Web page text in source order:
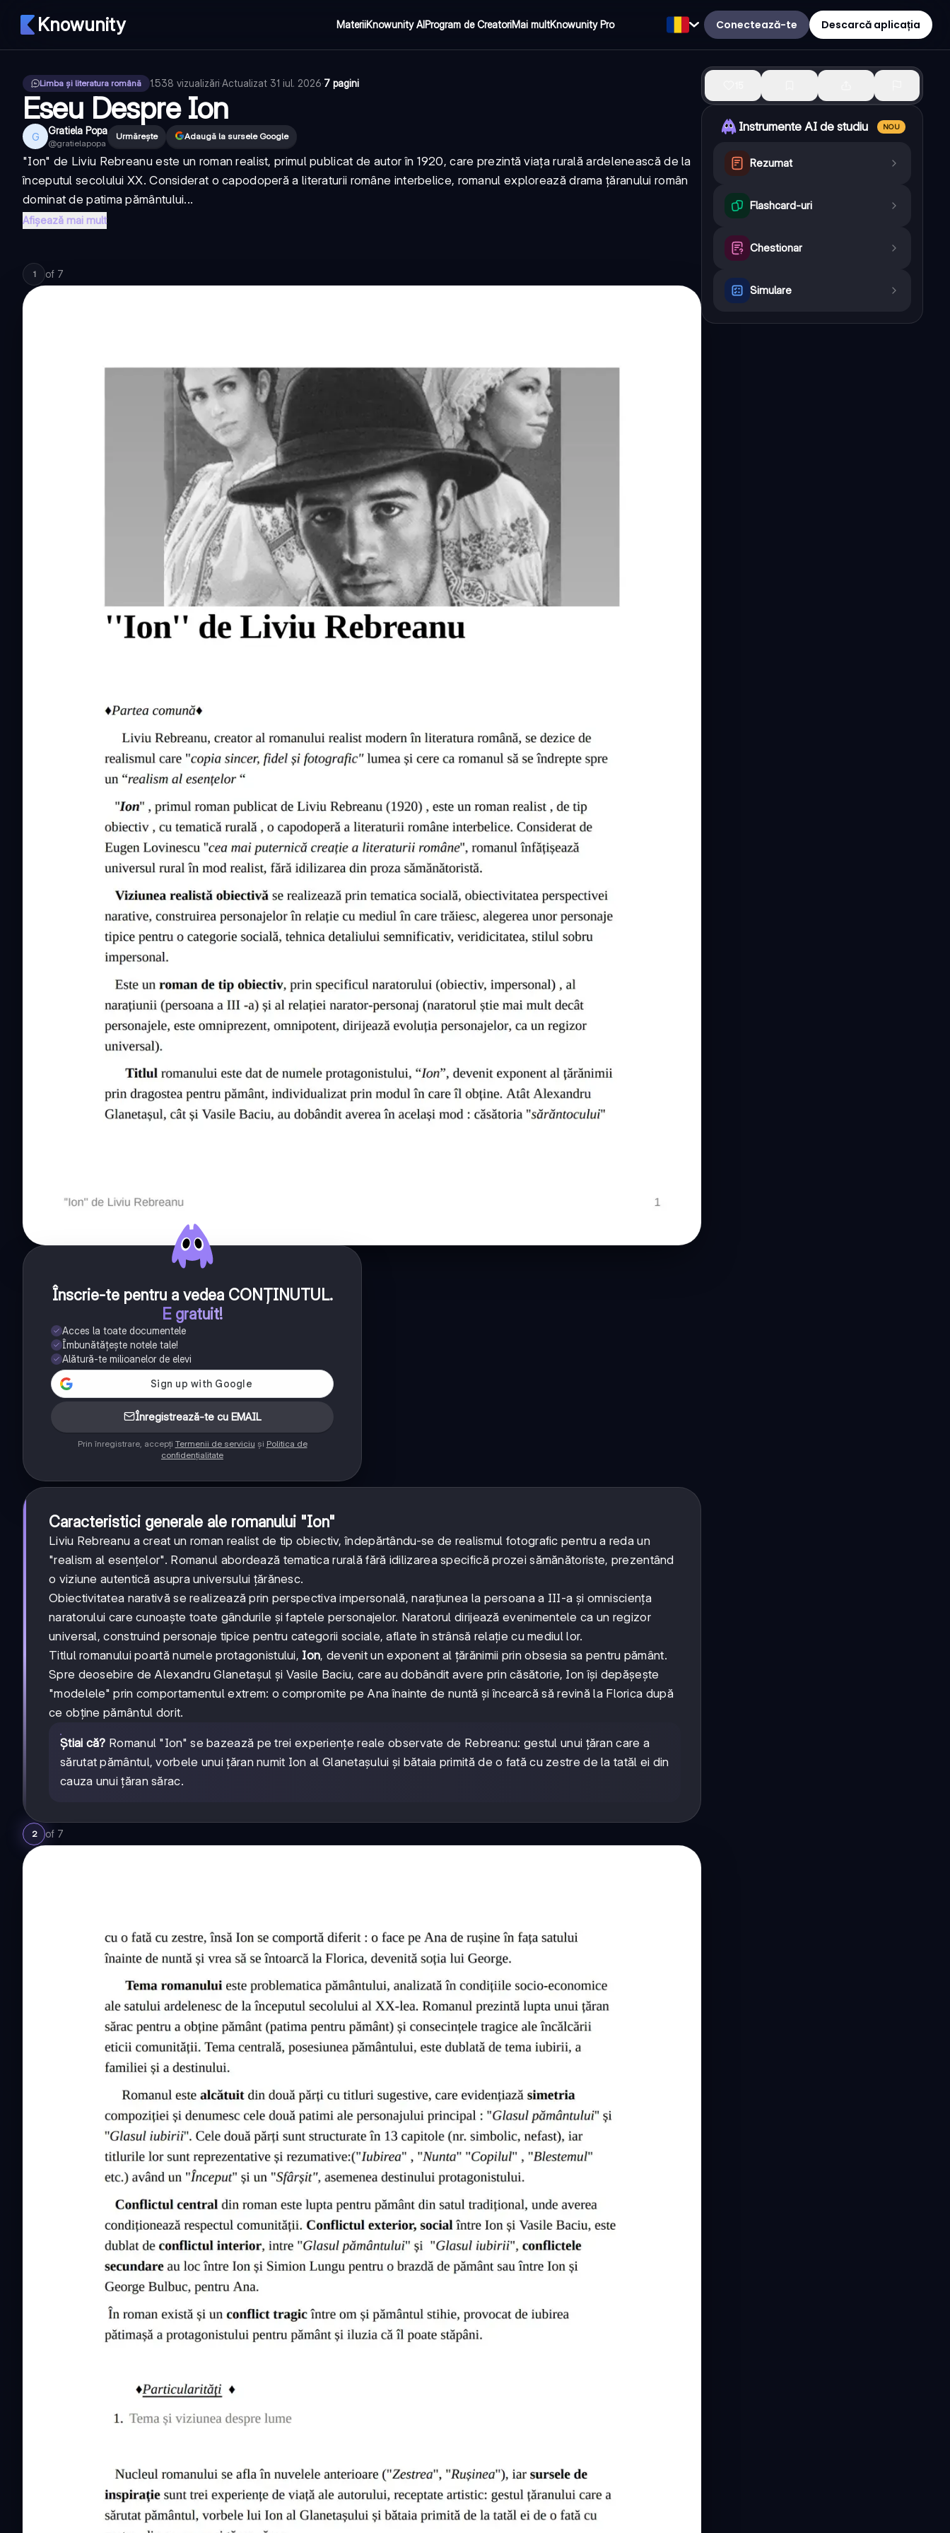
Knowunity MateriiKnowunity AIProgram de CreatoriMai multKnowunity Pro Conectează-te Descarcă aplicația
Limba și literatura română 1.538 vizualizări·Actualizat 31 iul. 2026·7 pagini
Eseu Despre Ion
G Gratiela Popa
@gratielapopa
Urmărește Adaugă la sursele Google
"Ion" de Liviu Rebreanu este un roman realist, primul publicat de autor în 1920, care prezintă viața rurală ardelenească de la
începutul secolului XX. Considerat o capodoperă a literaturii române interbelice, romanul explorează drama țăranului român
dominat de patima pământului...
Afișează mai mult
1 of 7
Înscrie-te pentru a vedea CONȚINUTUL.
E gratuit!
Acces la toate documentele
Îmbunătățește notele tale!
Alătură-te milioanelor de elevi
Înregistrează-te cu EMAIL
Prin înregistrare, accepți Termenii de serviciu și Politica de
confidențialitate
Caracteristici generale ale romanului "Ion"
Liviu Rebreanu a creat un roman realist de tip obiectiv, îndepărtându-se de realismul fotografic pentru a reda un
"realism al esențelor". Romanul abordează tematica rurală fără idilizarea specifică prozei sămănătoriste, prezentând
o viziune autentică asupra universului țărănesc.
Obiectivitatea narativă se realizează prin perspectiva impersonală, narațiunea la persoana a III-a și omnisciența
naratorului care cunoaște toate gândurile și faptele personajelor. Naratorul dirijează evenimentele ca un regizor
universal, construind personaje tipice pentru categorii sociale, aflate în strânsă relație cu mediul lor.
Titlul romanului poartă numele protagonistului, Ion, devenit un exponent al țărănimii prin obsesia sa pentru pământ.
Spre deosebire de Alexandru Glanetașul și Vasile Baciu, care au dobândit avere prin căsătorie, Ion își depășește
"modelele" prin comportamentul extrem: o compromite pe Ana înainte de nuntă și încearcă să revină la Florica după
ce obține pământul dorit.
Știai că? Romanul "Ion" se bazează pe trei experiențe reale observate de Rebreanu: gestul unui țăran care a
sărutat pământul, vorbele unui țăran numit Ion al Glanetașului și bătaia primită de o fată cu zestre de la tatăl ei din
cauza unui țăran sărac.
2 of 7
Instrumente AI de studiu NOU
Rezumat
Flashcard-uri
Chestionar
Simulare